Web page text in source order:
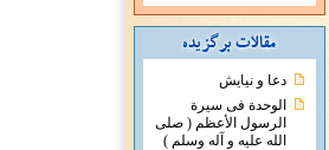
دعا و نیایش
الوحدة فی سیرة
الرسول الأعظم ( صلی
الله علیه و آله وسلم )